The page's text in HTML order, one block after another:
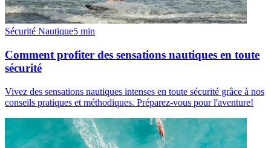
Sécurité Nautique5 min
Comment profiter des sensations nautiques en toute
sécurité
Vivez des sensations nautiques intenses en toute sécurité grâce à nos
conseils pratiques et méthodiques. Préparez-vous pour l'aventure!